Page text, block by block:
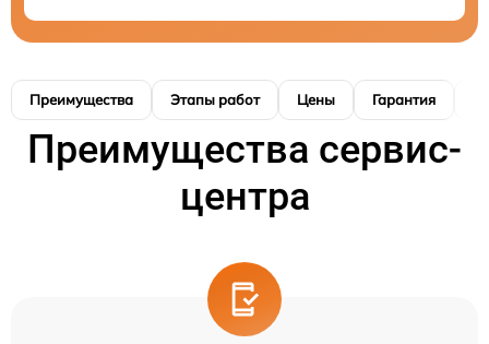
Преимущества Этапы работ Цены Гарантия
Преимущества сервис-
центра